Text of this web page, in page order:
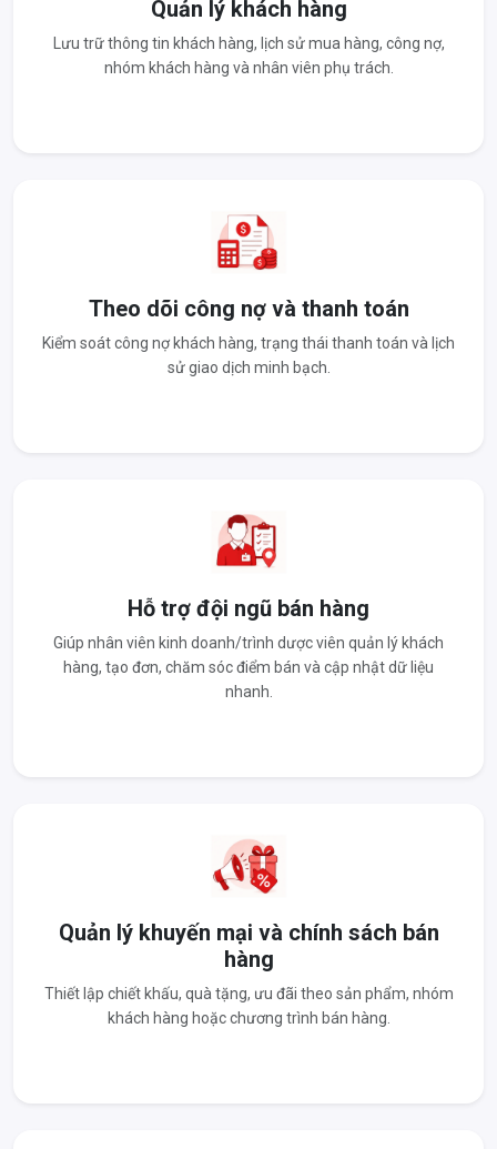
Quản lý khách hàng
Lưu trữ thông tin khách hàng, lịch sử mua hàng, công nợ,
nhóm khách hàng và nhân viên phụ trách.
Theo dõi công nợ và thanh toán
Kiểm soát công nợ khách hàng, trạng thái thanh toán và lịch
sử giao dịch minh bạch.
Hỗ trợ đội ngũ bán hàng
Giúp nhân viên kinh doanh/trình dược viên quản lý khách
hàng, tạo đơn, chăm sóc điểm bán và cập nhật dữ liệu
nhanh.
Quản lý khuyến mại và chính sách bán
hàng
Thiết lập chiết khấu, quà tặng, ưu đãi theo sản phẩm, nhóm
khách hàng hoặc chương trình bán hàng.